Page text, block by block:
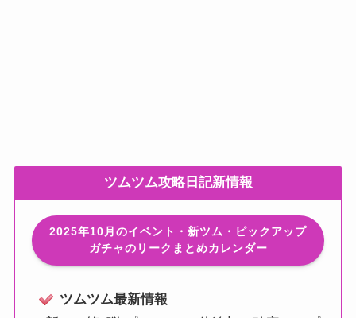
ツムツム攻略日記新情報
2025年10月のイベント・新ツム・ピックアップ
ガチャのリークまとめカレンダー
ツムツム最新情報